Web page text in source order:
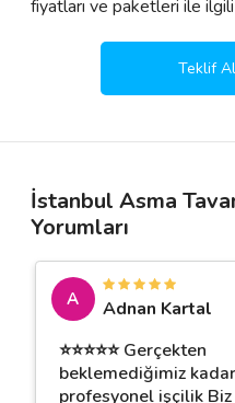
fiyatları ve paketleri ile ilgili
Teklif
İstanbul Asma
Yorumları
A
Adnan Kartal
⭐⭐⭐⭐⭐ Gerçekten
beklemediğimiz
profesyonel işçilik